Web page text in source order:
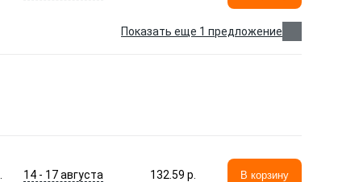
Показать еще 1 предложение
14 - 17 августа 132.59 p. В корзину